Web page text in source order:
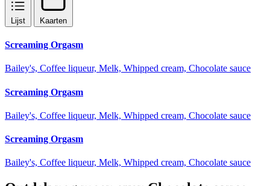
Lijst Kaarten
Screaming Orgasm
Bailey's, Coffee liqueur, Melk, Whipped cream, Chocolate sauce
Screaming Orgasm
Bailey's, Coffee liqueur, Melk, Whipped cream, Chocolate sauce
Screaming Orgasm
Bailey's, Coffee liqueur, Melk, Whipped cream, Chocolate sauce